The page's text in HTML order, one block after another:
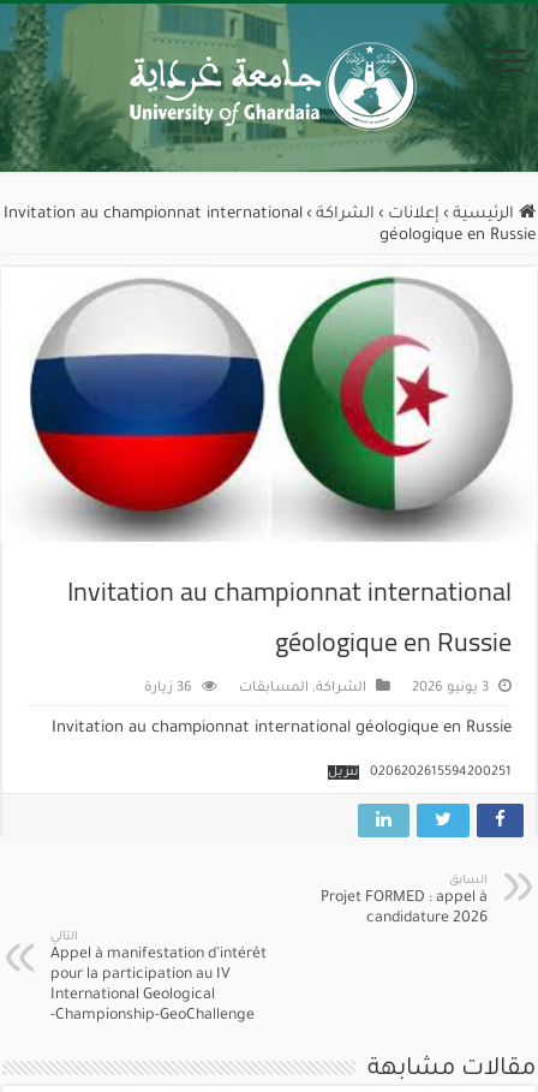
الرئيسية › إعلانات › الشراكة ›
Invitation au championnat international
géologique en Russie
Invitation au championnat international
géologique en Russie
3 يونيو 2026 الشراكة, المسابقات 36 زيارة
Invitation au championnat international géologique en Russie
0206202615594200251 تنزيل
السابق
Projet FORMED : appel à
candidature 2026
التالي
Appel à manifestation d’intérêt
pour la participation au IV
International Geological
Championship-GeoChallenge-
مقالات مشابهة